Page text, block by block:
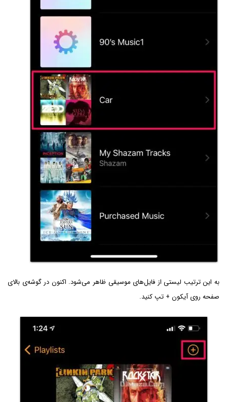
به این ترتیب لیستی از فایل‌های موسیقی ظاهر می‌شود. اکنون در گوشه‌ی بالای
صفحه روی آیکون + تپ کنید.